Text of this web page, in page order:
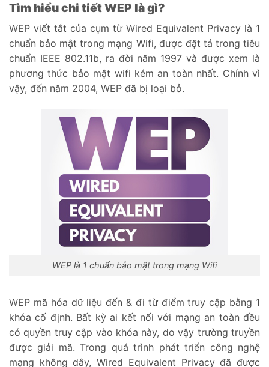
Tìm hiểu chi tiết WEP là gì?
WEP viết tắt của cụm từ Wired Equivalent Privacy là 1
chuẩn bảo mật trong mạng Wifi, được đặt tả trong tiêu
chuẩn IEEE 802.11b, ra đời năm 1997 và được xem là
phương thức bảo mật wifi kém an toàn nhất. Chính vì
vậy, đến năm 2004, WEP đã bị loại bỏ.
WEP là 1 chuẩn bảo mật trong mạng Wifi
WEP mã hóa dữ liệu đến & đi từ điểm truy cập bằng 1
khóa cố định. Bất kỳ ai kết nối với mạng an toàn đều
có quyền truy cập vào khóa này, do vậy trường truyền
được giải mã. Trong quá trình phát triển công nghệ
mạng không dây, Wired Equivalent Privacy đã được